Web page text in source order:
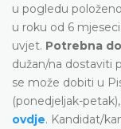
u pogledu
u roku od 6
uvjet. Potrebna
dužan/na dostaviti
se može dobiti u
(ponedjeljak-
ovdje. Kandidat/